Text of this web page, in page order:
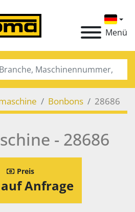
Menü
Bonbons 28686
- 28686
Preis
Anfrage